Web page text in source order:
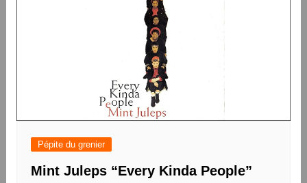
Pépite du grenier
Mint Juleps “Every Kinda People”